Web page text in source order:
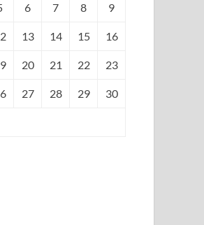
6 7 8 9
13 14 15 16
20 21 22 23
27 28 29 30